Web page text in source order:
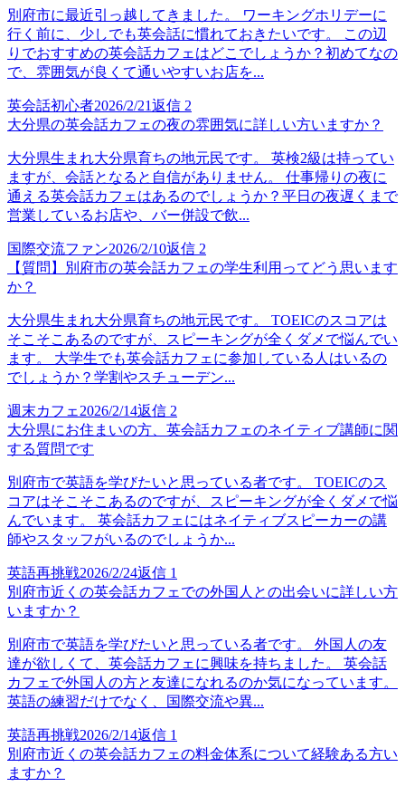
別府市に最近引っ越してきました。 ワーキングホリデーに
行く前に、少しでも英会話に慣れておきたいです。 この辺
りでおすすめの英会話カフェはどこでしょうか？初めてなの
で、雰囲気が良くて通いやすいお店を...
英会話初心者2026/2/21返信 2
大分県の英会話カフェの夜の雰囲気に詳しい方いますか？
大分県生まれ大分県育ちの地元民です。 英検2級は持ってい
ますが、会話となると自信がありません。 仕事帰りの夜に
通える英会話カフェはあるのでしょうか？平日の夜遅くまで
営業しているお店や、バー併設で飲...
国際交流ファン2026/2/10返信 2
【質問】別府市の英会話カフェの学生利用ってどう思います
か？
大分県生まれ大分県育ちの地元民です。 TOEICのスコアは
そこそこあるのですが、スピーキングが全くダメで悩んでい
ます。 大学生でも英会話カフェに参加している人はいるの
でしょうか？学割やスチューデン...
週末カフェ 2026/2/14返信 2
大分県にお住まいの方、英会話カフェのネイティブ講師に関
する質問です
別府市で英語を学びたいと思っている者です。 TOEICのス
コアはそこそこあるのですが、スピーキングが全くダメで悩
んでいます。 英会話カフェにはネイティブスピーカーの講
師やスタッフがいるのでしょうか...
英語再挑戦2026/2/24返信 1
別府市近くの英会話カフェでの外国人との出会いに詳しい方
いますか？
別府市で英語を学びたいと思っている者です。 外国人の友
達が欲しくて、英会話カフェに興味を持ちました。 英会話
カフェで外国人の方と友達になれるのか気になっています。
英語の練習だけでなく、国際交流や異...
英語再挑戦2026/2/14返信 1
別府市近くの英会話カフェの料金体系について経験ある方い
ますか？